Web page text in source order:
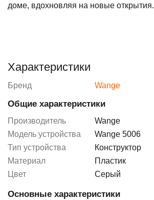
доме, вдохновляя на новые открытия.
Характеристики
Бренд Wange
Общие характеристики
Производитель
Wange
Модель устройства
Wange 5006
Тип устройства
Конструктор
Материал
Пластик
Цвет
Серый
Основные характеристики